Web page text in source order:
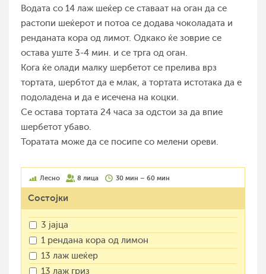
Водата со 14 лаж шеќер се ставаат на оган да се
растопи шеќерот и потоа се додава чоколадата и
ренданата кора од лимот. Одкако ќе зоврие се
остава уште 3-4 мин. и се трга од оган.
Кога ќе олади малку шербетот се прелива врз
тортата, шербтот да е млак, а тортата истотака да е
подоладена и да е исечена на коцки.
Се остава тортата 24 часа за одстои за да впие
шербетот убаво.
Торатата може да се посипе со мелени ореви.
Лесно 8 лица 30 мин – 60 мин
Состојки
3 јајца
1 рендана кора од лимон
13 лаж шеќер
13 лаж гриз